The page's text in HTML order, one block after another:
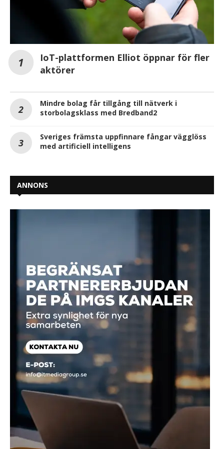
IoT-plattformen Elliot öppnar för fler
aktörer
Mindre bolag får tillgång till nätverk i
storbolagsklass med Bredband2
Sveriges främsta uppfinnare fångar vägglöss
med artificiell intelligens
ANNONS